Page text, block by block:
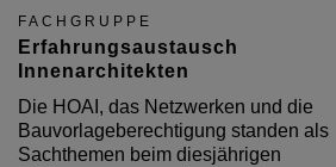
FACHGRUPPE
Erfahrungsaustausch
Innenarchitekten
Die HOAI, das Netzwerken und die
Bauvorlageberechtigung standen als
Sachthemen beim diesjährigen